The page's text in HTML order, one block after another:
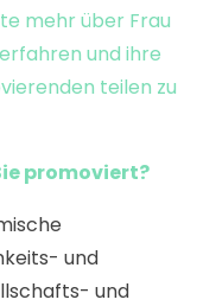
mehr über Frau
und ihre
teilen zu
promoviert?
und
und